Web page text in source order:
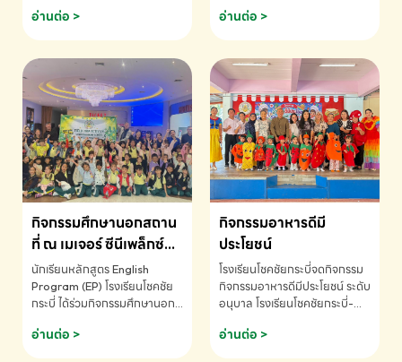
ข้อมูลเพิ่มเติม โทร. 075-691910
อ่านต่อ >
ด.ช.พัทธนันท์ พรหมพันธ์ ชั้น
อนุบาล EP K3 โรงเรียนโชคชัย
แข่งขันคณิตศาสตร์และคณิตคิด
เร็วนานาชาติ ครั้งที่ 46 ประจำปี
2569 ณ ประเทศสิงคโปร์
INTERNATIONAL
MATHEMATICS AND
MENTAL ARITHMETIC
COMPETITION 2026 - ถ้วย
รางวัลรองชนะเลิศอันดับที่ 2
Mental Arithmetic
Competition K2 - ถ้วยรางวัล
รองชนะเลิศอันดับที่ 2 Mental
K2(Grop) โรงเรียนโชคชัยกระบี่-
สอบถามข้อมูลเพิ่มเติม โทร.
075-691910
อ่านต่อ >
กิจกรรมศึกษานอกสถาน
ที่ ณ เมเจอร์ ซีนีเพล็กซ์
ระดับประถมศึกษา (EP.1-
6)
นักเรียนหลักสูตร English
Program (EP) โรงเรียนโชคชัย
กระบี่ ได้ร่วมกิจกรรมศึกษานอก
ชมภาพยนตร์ Toy Story 5
(Soundtrack)เพื่อเสริมทักษะ
อ่านต่อ >
กิจกรรมอาหารดีมี
ประโยชน์
โรงเรียนโชคชัยกระบี่จดกิจกรรม
กิจกรรมอาหารดีมีประโยชน์ ระดับ
อนุบาล โรงเรียนโชคชัยกระบี่-
075-691910
อ่านต่อ >